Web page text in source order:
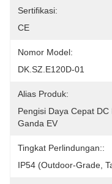
Sertifikasi:
CE
Nomor Model:
DK.SZ.E120D-01
Alias ​​Produk:
Pengisi Daya Cepat
Ganda EV
Tingkat Perlindungan::
IP54 (outdoor-Grade,